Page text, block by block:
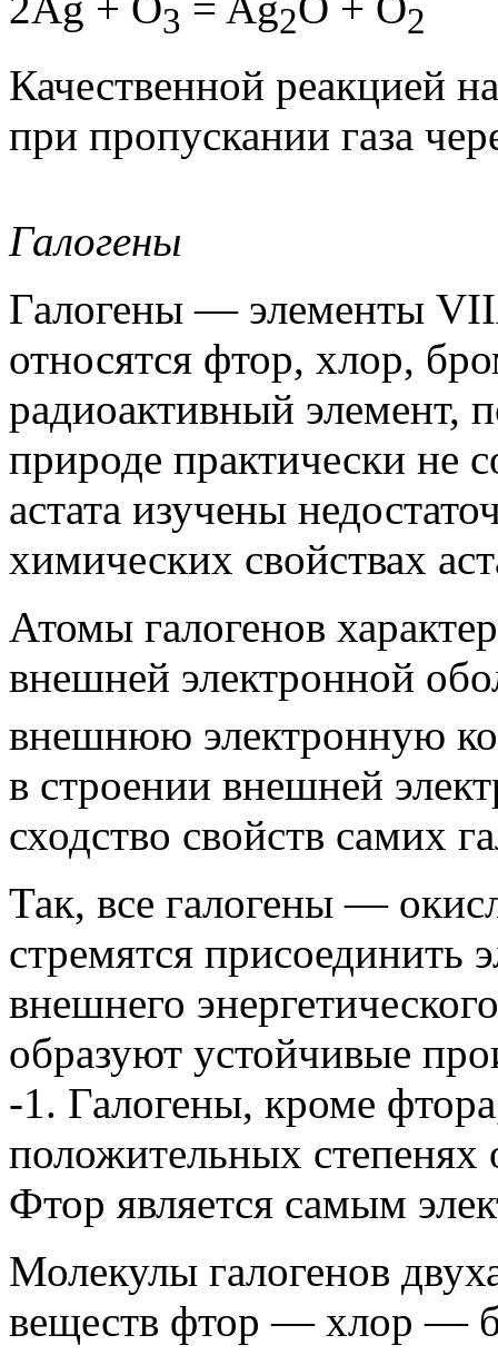
3 2 2
Качественной реакцией
при пропускании газа
Галогены
Галогены — элементы
относятся фтор, хлор,
радиоактивный элемент,
природе практически не
астата изучены
химических свойствах
Атомы галогенов
внешней электронной
внешнюю электронную
в строении внешней
сходство свойств самих
Так, все галогены —
стремятся присоединить
внешнего
образуют устойчивые
-1. Галогены, кроме
положительных
Фтор является самым
Молекулы галогенов
веществ фтор — хлор —